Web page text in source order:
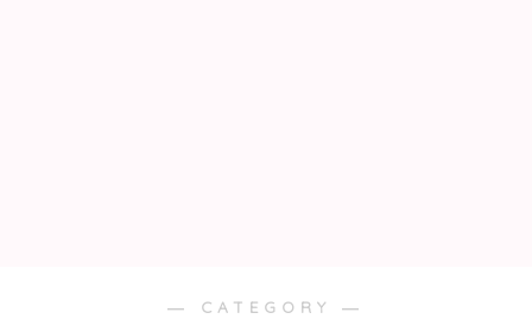
― CATEGORY ―